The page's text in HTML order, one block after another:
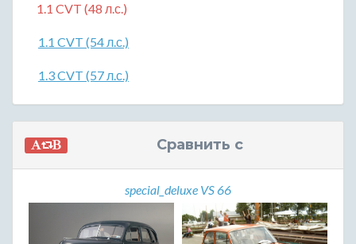
1.1 CVT (48 л.с.)
1.1 CVT (54 л.с.)
1.3 CVT (57 л.с.)
Сравнить с
special_deluxe VS 66